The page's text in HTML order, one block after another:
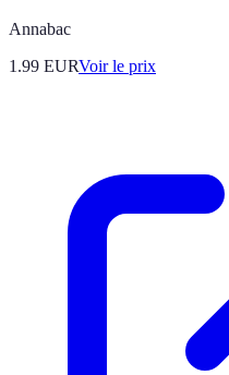
Annabac
1.99 EURVoir le prix